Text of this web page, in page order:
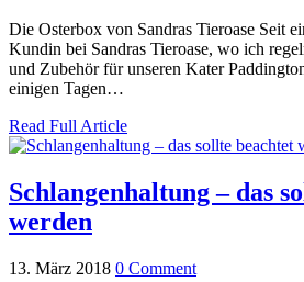
Die Osterbox von Sandras Tieroase Seit
Kundin bei Sandras Tieroase, wo ich
und Zubehör für unseren Kater
einigen Tagen…
Read Full Article
Schlangenhaltung – das
werden
13. März 2018 0 Comment